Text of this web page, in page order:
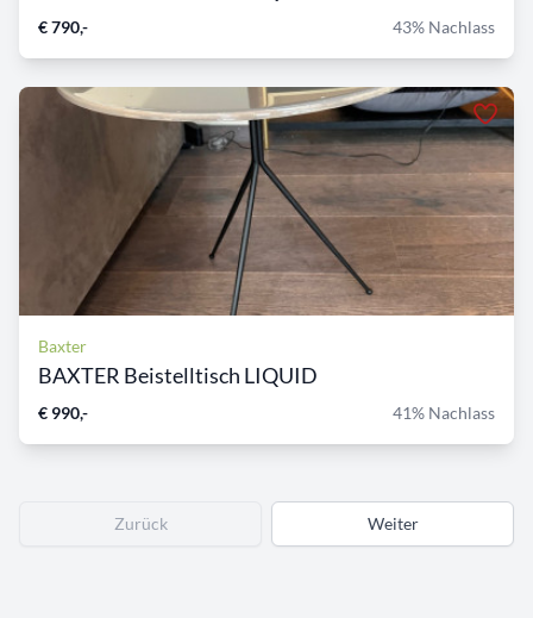
€ 790,- 43% Nachlass
Baxter
BAXTER Beistelltisch LIQUID
€ 990,- 41% Nachlass
Zurück Weiter